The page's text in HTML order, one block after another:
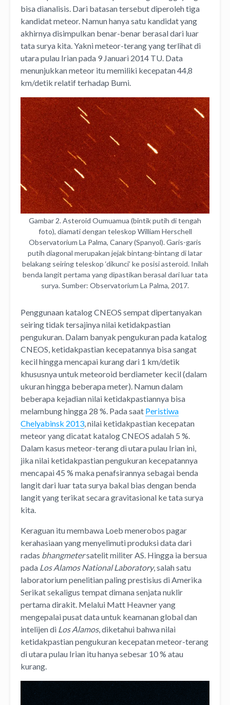
bisa dianalisis. Dari batasan tersebut diperoleh tiga
kandidat meteor. Namun hanya satu kandidat yang
akhirnya disimpulkan benar-benar berasal dari luar
tata surya kita. Yakni meteor-terang yang terlihat di
utara pulau Irian pada 9 Januari 2014 TU. Data
menunjukkan meteor itu memiliki kecepatan 44,8
km/detik relatif terhadap Bumi.
Gambar 2. Asteroid Oumuamua (bintik putih di tengah
foto), diamati dengan teleskop William Herschell
Observatorium La Palma, Canary (Spanyol). Garis-garis
putih diagonal merupakan jejak bintang-bintang di latar
belakang seiring teleskop ‘dikunci’ ke posisi asteroid. Inilah
benda langit pertama yang dipastikan berasal dari luar tata
surya. Sumber: Observatorium La Palma, 2017.
Penggunaan katalog CNEOS sempat dipertanyakan
seiring tidak tersajinya nilai ketidakpastian
pengukuran. Dalam banyak pengukuran pada katalog
CNEOS, ketidakpastian kecepatannya bisa sangat
kecil hingga mencapai kurang dari 1 km/detik
khususnya untuk meteoroid berdiameter kecil (dalam
ukuran hingga beberapa meter). Namun dalam
beberapa kejadian nilai ketidakpastiannya bisa
melambung hingga 28 %. Pada saat Peristiwa
Chelyabinsk 2013, nilai ketidakpastian kecepatan
meteor yang dicatat katalog CNEOS adalah 5 %.
Dalam kasus meteor-terang di utara pulau Irian ini,
jika nilai ketidakpastian pengukuran kecepatannya
mencapai 45 % maka penafsirannya sebagai benda
langit dari luar tata surya bakal bias dengan benda
langit yang terikat secara gravitasional ke tata surya
kita.
Keraguan itu membawa Loeb menerobos pagar
kerahasiaan yang menyelimuti produksi data dari
radas bhangmetersatelit militer AS. Hingga ia bersua
pada Los Alamos National Laboratory, salah satu
laboratorium penelitian paling prestisius di Amerika
Serikat sekaligus tempat dimana senjata nuklir
pertama dirakit. Melalui Matt Heavner yang
mengepalai pusat data untuk keamanan global dan
intelijen di Los Alamos, diketahui bahwa nilai
ketidakpastian pengukuran kecepatan meteor-terang
di utara pulau Irian itu hanya sebesar 10 % atau
kurang.